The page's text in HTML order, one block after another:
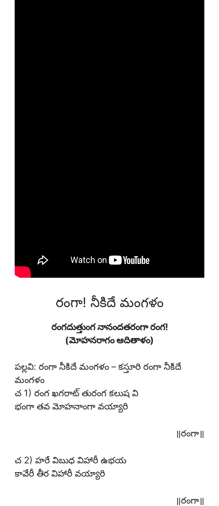
రంగా! నీకిదే మంగళం
రంగదుత్తుంగ నానందతరంగా రంగ!
(మోహనరాగం ఆదితాళం)
పల్లవి: రంగా నీకిదే మంగళం – కస్తూరి రంగా నీకిదే
మంగళం
చ 1) రంగ ఖగరాట్ తురంగ కలుష వి
భంగా తవ మోహనాంగా వయ్యారి
॥రంగా॥
చ 2) హరే విబుధ విహారీ ఉభయ
కావేరీ తీర విహారీ వయ్యారి
॥రంగా॥